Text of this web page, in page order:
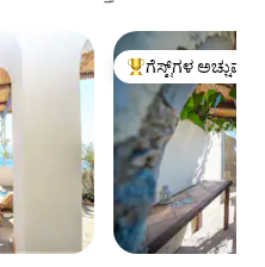
ಗೆಸ್ಟ್‌ಗಳಿಗೆ ಅತಿ ಹೆಚ್ಚು
ಗೆಸ್ಟ್‌ಗಳ